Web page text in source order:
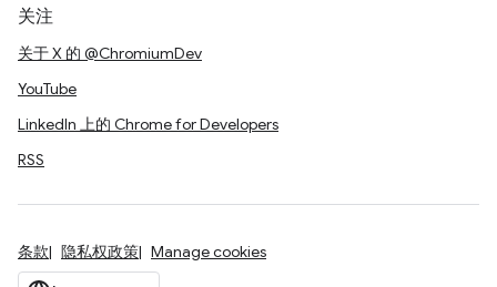
关注
关于 X 的 @ChromiumDev
YouTube
LinkedIn 上的 Chrome for Developers
RSS
条款 隐私权政策 Manage cookies